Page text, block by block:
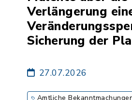
Verlängerung
Sicherung der
27.07.2026
Amtliche